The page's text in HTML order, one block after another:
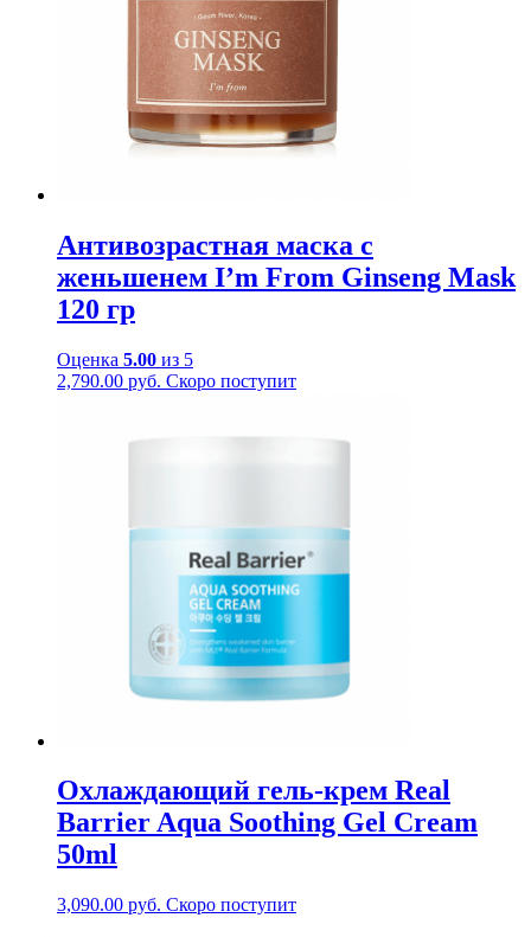
Антивозрастная маска с
женьшенем I’m From Ginseng Mask
120 гр
Оценка 5.00 из 5
2,790.00 руб. Скоро поступит
Охлаждающий гель-крем Real
Barrier Aqua Soothing Gel Cream
50ml
3,090.00 руб. Скоро поступит